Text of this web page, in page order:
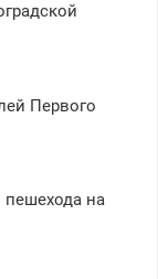
Первого
пешехода на